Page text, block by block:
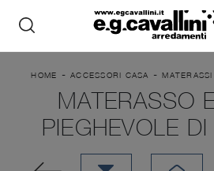
HOME - ACCESSORI CASA -MATERASSI
MATERASSO
PIEGHEVOLE